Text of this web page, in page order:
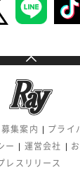
募集案内
プライ
ー
運営会社
レスリリース